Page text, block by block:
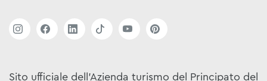
Sito ufficiale dell'Azienda turismo del Principato del